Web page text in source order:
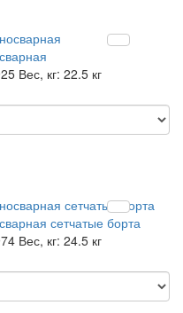
Вес, кг: 22.5 кг
сетчатые борта
Вес, кг: 24.5 кг